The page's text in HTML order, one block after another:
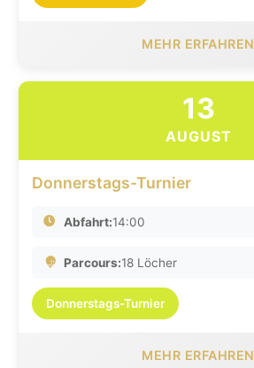
MEHR ERFAHREN
13
AUGUST
Donnerstags-Turnier
Abfahrt:14:00
Parcours:18 Löcher
Donnerstags-Turnier
MEHR ERFAHREN